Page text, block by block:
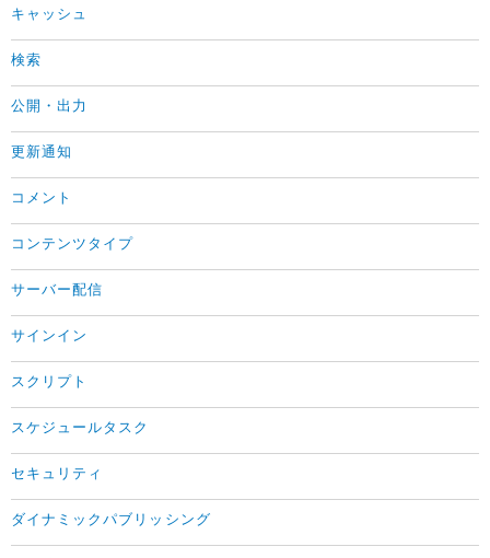
キャッシュ
検索
公開・出力
更新通知
コメント
コンテンツタイプ
サーバー配信
サインイン
スクリプト
スケジュールタスク
セキュリティ
ダイナミックパブリッシング